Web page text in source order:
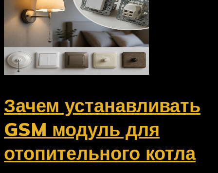
Зачем устанавливать
GSM модуль для
отопительного котла